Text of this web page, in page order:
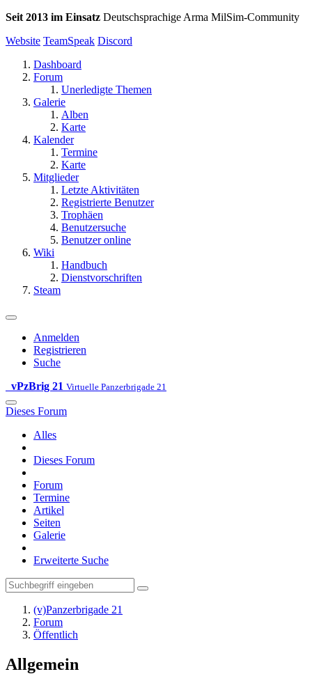
Seit 2013 im Einsatz Deutschsprachige Arma MilSim-Community
Website TeamSpeak Discord
Dashboard
Forum
Unerledigte Themen
Galerie
Alben
Karte
Kalender
Termine
Karte
Mitglieder
Letzte Aktivitäten
Registrierte Benutzer
Trophäen
Benutzersuche
Benutzer online
Wiki
Handbuch
Dienstvorschriften
Steam
Anmelden
Registrieren
Suche
vPzBrig 21 Virtuelle Panzerbrigade 21
Dieses Forum
Alles
Dieses Forum
Forum
Termine
Artikel
Seiten
Galerie
Erweiterte Suche
(v)Panzerbrigade 21
Forum
Öffentlich
Allgemein